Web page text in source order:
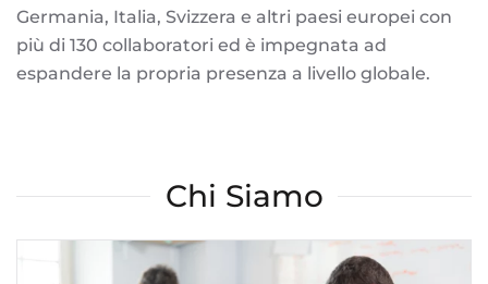
Germania, Italia, Svizzera e altri paesi europei con
più di 130 collaboratori ed è impegnata ad
espandere la propria presenza a livello globale.
Chi Siamo